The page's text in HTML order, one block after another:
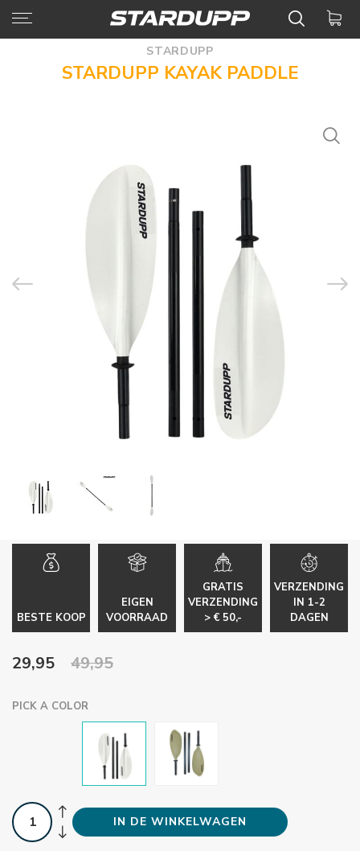
STARDUPP
STARDUPP KAYAK PADDLE
BESTE KOOP
EIGEN
VOORRAAD
GRATIS
VERZENDING
> € 50,-
VERZENDING
IN 1-2
DAGEN
29,95 49,95
PICK A COLOR
IN DE WINKELWAGEN